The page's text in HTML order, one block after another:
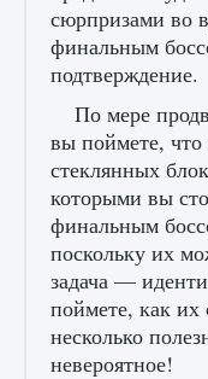
сюрпризами во
финальным
подтверждение.
По мере
вы поймете,
стеклянных
которыми вы
финальным
поскольку их
задача —
поймете, как их
несколько
невероятное!